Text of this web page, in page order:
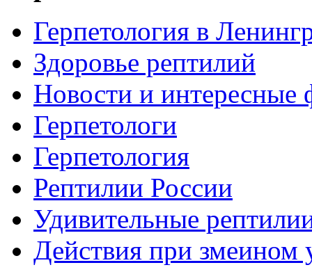
Герпетология в
Здоровье рептилий
Новости и интересные
Герпетологи
Герпетология
Рептилии России
Удивительные
Действия при змеином